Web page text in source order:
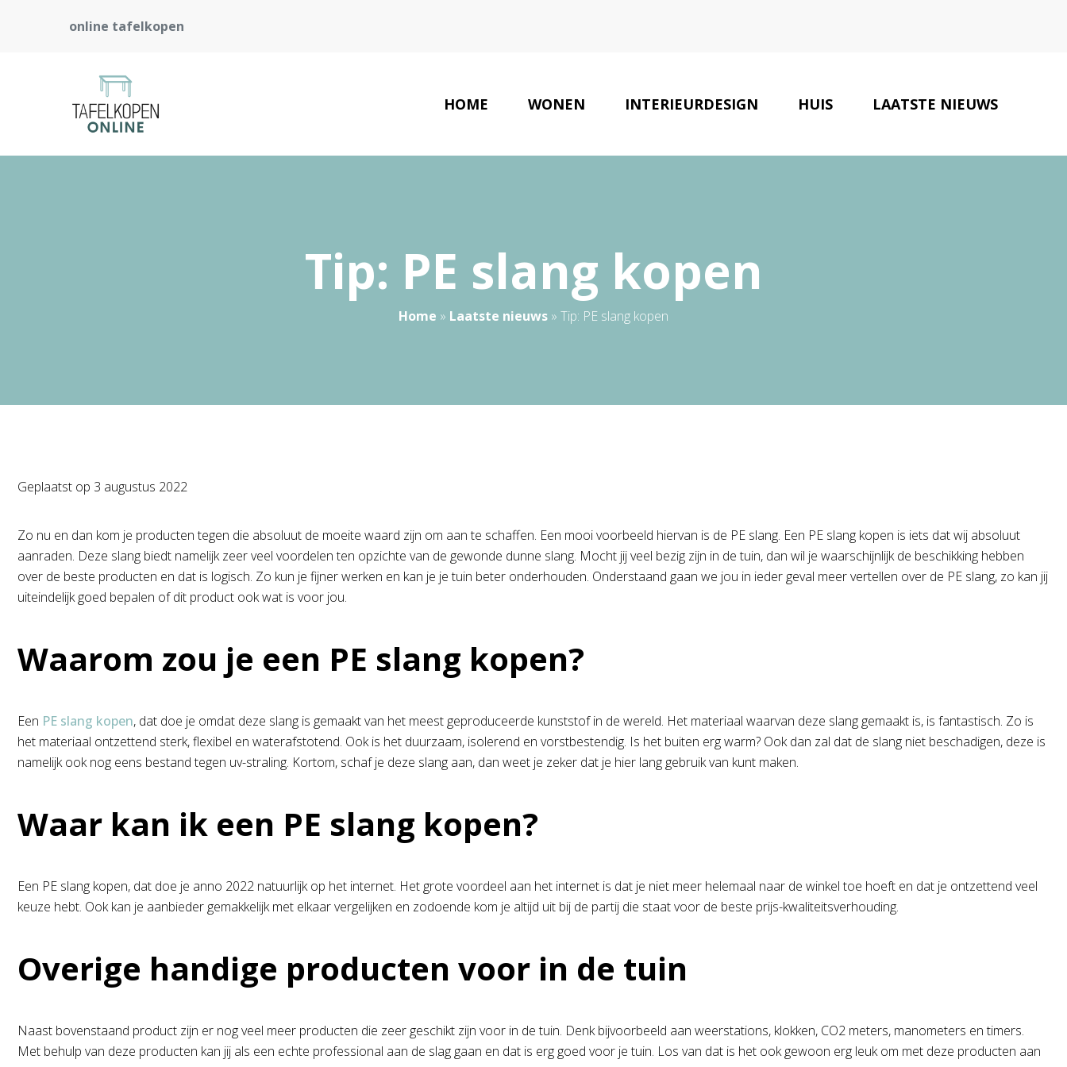
online tafelkopen
HOME WONEN INTERIEURDESIGN HUIS LAATSTE NIEUWS
Tip: PE slang kopen
Home » Laatste nieuws » Tip: PE slang kopen
Geplaatst op 3 augustus 2022
Zo nu en dan kom je producten tegen die absoluut de moeite waard zijn om aan te schaffen. Een mooi voorbeeld hiervan is de PE slang. Een PE slang kopen is iets dat wij absoluut
aanraden. Deze slang biedt namelijk zeer veel voordelen ten opzichte van de gewonde dunne slang. Mocht jij veel bezig zijn in de tuin, dan wil je waarschijnlijk de beschikking hebben
over de beste producten en dat is logisch. Zo kun je fijner werken en kan je je tuin beter onderhouden. Onderstaand gaan we jou in ieder geval meer vertellen over de PE slang, zo kan jij
uiteindelijk goed bepalen of dit product ook wat is voor jou.
Waarom zou je een PE slang kopen?
Een PE slang kopen, dat doe je omdat deze slang is gemaakt van het meest geproduceerde kunststof in de wereld. Het materiaal waarvan deze slang gemaakt is, is fantastisch. Zo is
het materiaal ontzettend sterk, flexibel en waterafstotend. Ook is het duurzaam, isolerend en vorstbestendig. Is het buiten erg warm? Ook dan zal dat de slang niet beschadigen, deze is
namelijk ook nog eens bestand tegen uv-straling. Kortom, schaf je deze slang aan, dan weet je zeker dat je hier lang gebruik van kunt maken.
Waar kan ik een PE slang kopen?
Een PE slang kopen, dat doe je anno 2022 natuurlijk op het internet. Het grote voordeel aan het internet is dat je niet meer helemaal naar de winkel toe hoeft en dat je ontzettend veel
keuze hebt. Ook kan je aanbieder gemakkelijk met elkaar vergelijken en zodoende kom je altijd uit bij de partij die staat voor de beste prijs-kwaliteitsverhouding.
Overige handige producten voor in de tuin
Naast bovenstaand product zijn er nog veel meer producten die zeer geschikt zijn voor in de tuin. Denk bijvoorbeeld aan weerstations, klokken, CO2 meters, manometers en timers.
Met behulp van deze producten kan jij als een echte professional aan de slag gaan en dat is erg goed voor je tuin. Los van dat is het ook gewoon erg leuk om met deze producten aan